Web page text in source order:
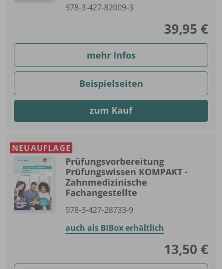
978-3-427-82009-3
39,95 €
mehr Infos
Beispielseiten
zum Kauf
NEUAUFLAGE
Prüfungsvorbereitung
Prüfungswissen KOMPAKT -
Zahnmedizinische
Fachangestellte
978-3-427-28733-9
auch als BiBox erhältlich
13,50 €